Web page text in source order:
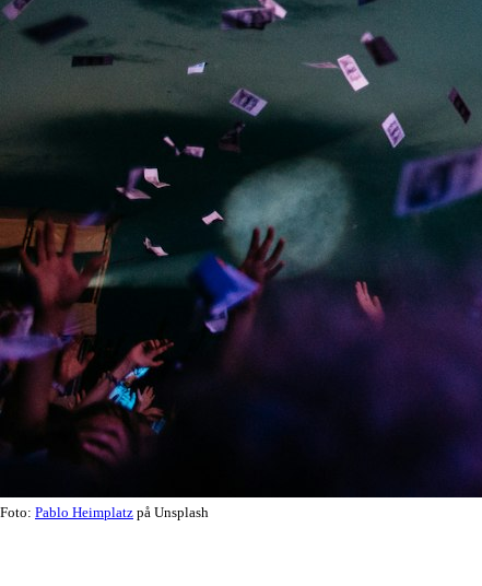
Foto: Pablo Heimplatz på Unsplash